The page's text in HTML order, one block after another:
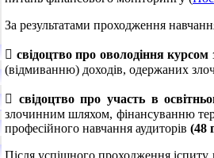
За результатами проходження
 свідоцтво про оволодіння курсом
(відмиванню) доходів, одержаних
 свідоцтво про участь в
злочинним шляхом, фінансуванню
професійного навчання аудиторів (48
Після успішного проходження іспиту